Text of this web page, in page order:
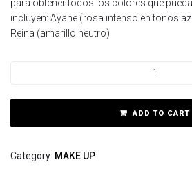
para obtener todos los colores que
incluyen: Ayane (rosa intenso en tonos
Reina (amarillo neutro)
ADD TO CART
Category: MAKE UP